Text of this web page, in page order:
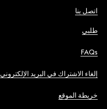
اتصل بنا
طلبي
FAQs
إلغاء الاشتراك في البريد الإلكتروني
خريطة الموقع